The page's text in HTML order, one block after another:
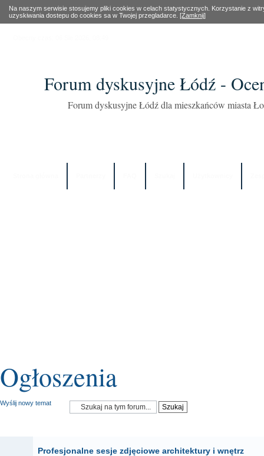
Na naszym serwisie stosujemy pliki cookies w celach statystycznych. Korzystanie z
uzyskiwania dostepu do cookies sa w Twojej przegladarce. [Zamknij]
Forum dyskusyjne Łódź -
Forum dyskusyjne Łódź dla mieszkańców miasta
Ogłoszenia
Wyślij nowy temat
Profesjonalne sesje zdjęciowe architektury i wnętrz